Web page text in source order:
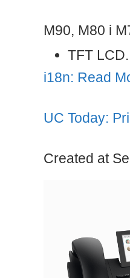
M90, M80 i
TFT
i18n: Read
UC Today:
Created at